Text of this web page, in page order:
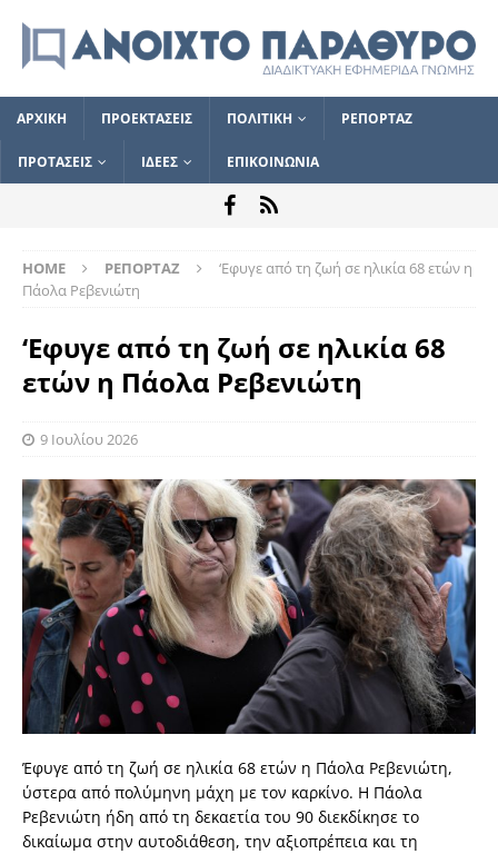
ΑΡΧΙΚΗ ΠΡΟΕΚΤΑΣΕΙΣ ΠΟΛΙΤΙΚΗ ΡΕΠΟΡΤΑΖ
ΠΡΟΤΑΣΕΙΣ ΙΔΕΕΣ ΕΠΙΚΟΙΝΩΝΙΑ
HOME ΡΕΠΟΡΤΑΖ
‘Εφυγε από τη ζωή σε ηλικία 68 ετών η
Πάολα Ρεβενιώτη
‘Εφυγε από τη ζωή σε ηλικία 68
ετών η Πάολα Ρεβενιώτη
9 Ιουλίου 2026
Έφυγε από τη ζωή σε ηλικία 68 ετών η Πάολα Ρεβενιώτη,
ύστερα από πολύμηνη μάχη με τον καρκίνο. Η Πάολα
Ρεβενιώτη ήδη από τη δεκαετία του 90 διεκδίκησε το
δικαίωμα στην αυτοδιάθεση, την αξιοπρέπεια και τη